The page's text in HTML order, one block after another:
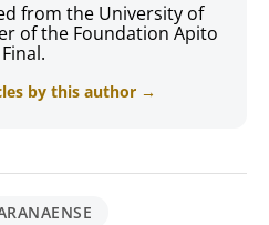
from the University of
of the Foundation Apito
Final.
by this author →